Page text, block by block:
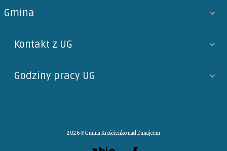
Gmina
Kontakt z UG
Godziny pracy UG
2026 © Gmina Krościenko nad Dunajcem